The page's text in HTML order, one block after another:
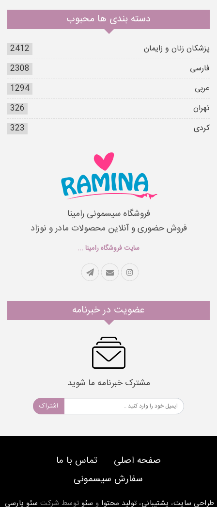
دسته بندی ها محبوب
پزشکان زنان و زایمان
2412
فارسی
2308
عربی
1294
تهران
326
کردی
323
فروشگاه سیسمونی رامینا
فروش حضوری و آنلاین محصولات مادر و نوزاد
سایت فروشگاه رامینا ...
عضویت در خبرنامه
مشترک خبرنامه ما شوید
اشتراک
صفحه اصلی
تماس با ما
سفارش سیسمونی
طراحی سایت، پشتیبانی، تولید محتوا و سئو توسط شرکت سئو پارسی